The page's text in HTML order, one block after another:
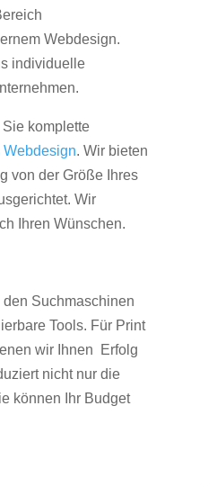
Webdesign.
individuelle
komplette
Webdesign. Wir bieten
von der Größe Ihres
Wir
Ihren Wünschen.
den Suchmaschinen
Tools. Für Print
wir Ihnen Erfolg
nicht nur die
können Ihr Budget